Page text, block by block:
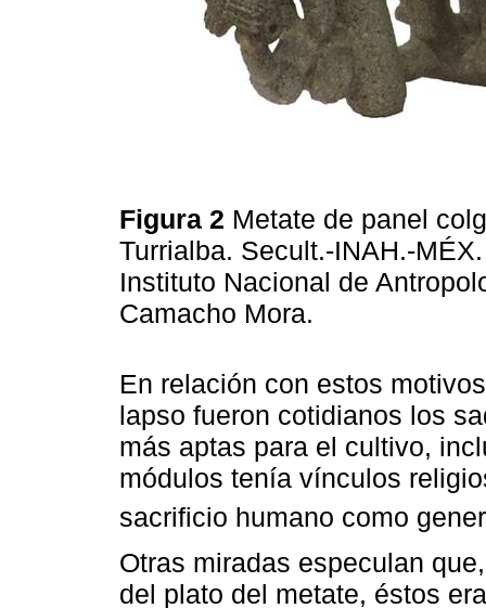
Figura 2 Metate de panel
Turrialba. Secult.-INAH.-
Instituto Nacional de
Camacho Mora.
En relación con estos
lapso fueron cotidianos los
más aptas para el cultivo,
módulos tenía vínculos
sacrificio humano como
Otras miradas especulan
del plato del metate, éstos